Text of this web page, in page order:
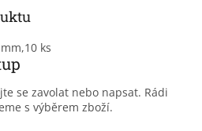
se zavolat nebo napsat. Rádi
s výběrem zboží.